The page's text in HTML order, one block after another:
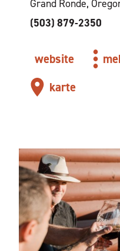
Grand Ronde,
(503) 879-2350
website
karte